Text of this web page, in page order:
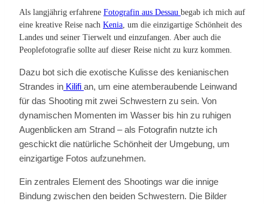
Als langjährig erfahrene Fotografin aus Dessau begab ich mich auf
eine kreative Reise nach Kenia , um die einzigartige Schönheit des
Landes und seiner Tierwelt und einzufangen. Aber auch die
Peoplefotografie sollte auf dieser Reise nicht zu kurz kommen.
Dazu bot sich die exotische Kulisse des kenianischen
Strandes in Kilifi an, um eine atemberaubende Leinwand
für das Shooting mit zwei Schwestern zu sein. Von
dynamischen Momenten im Wasser bis hin zu ruhigen
Augenblicken am Strand – als Fotografin nutzte ich
geschickt die natürliche Schönheit der Umgebung, um
einzigartige Fotos aufzunehmen.
Ein zentrales Element des Shootings war die innige
Bindung zwischen den beiden Schwestern. Die Bilder